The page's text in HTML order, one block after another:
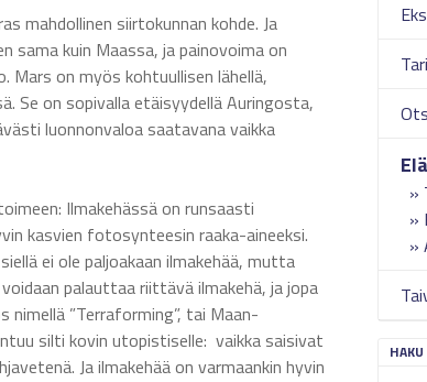
HAKU
mahdollinen siirtokunnan kohde. Ja
sama kuin Maassa, ja painovoima on
Mars on myös kohtuullisen lähellä,
Se on sopivalla etäisyydellä Auringosta,
luonnonvaloa saatavana vaikka
Ilmakehässä on runsaasti
kasvien fotosynteesin raaka-aineeksi.
ei ole paljoakaan ilmakehää, mutta
palauttaa riittävä ilmakehä, ja jopa
”Terraforming”, tai Maan-
silti kovin utopistiselle: vaikka saisivat
Ja ilmakehää on varmaankin hyvin